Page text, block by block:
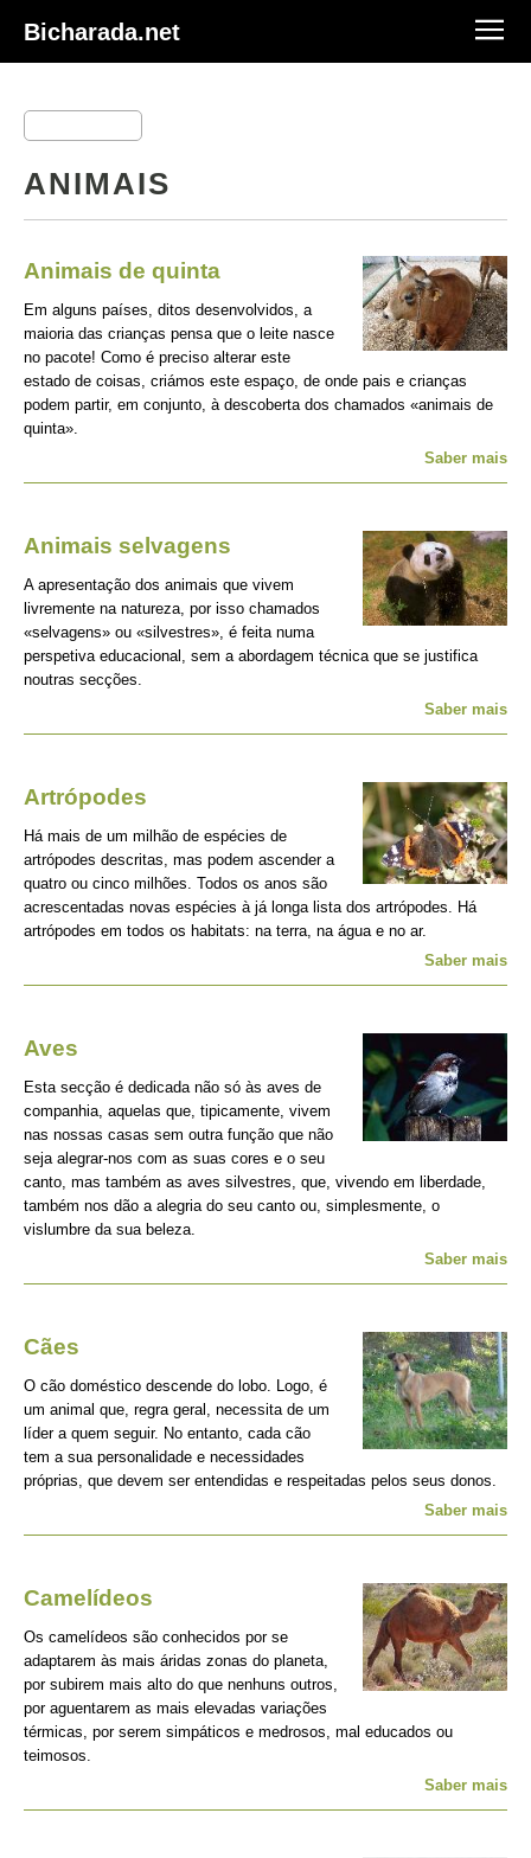
Bicharada.net
ANIMAIS
Animais de quinta
Em alguns países, ditos desenvolvidos, a
maioria das crianças pensa que o leite nasce
no pacote! Como é preciso alterar este
estado de coisas, criámos este espaço, de onde pais e crianças
podem partir, em conjunto, à descoberta dos chamados «animais de
quinta».
Saber mais
Animais selvagens
A apresentação dos animais que vivem
livremente na natureza, por isso chamados
«selvagens» ou «silvestres», é feita numa
perspetiva educacional, sem a abordagem técnica que se justifica
noutras secções.
Saber mais
Artrópodes
Há mais de um milhão de espécies de
artrópodes descritas, mas podem ascender a
quatro ou cinco milhões. Todos os anos são
acrescentadas novas espécies à já longa lista dos artrópodes. Há
artrópodes em todos os habitats: na terra, na água e no ar.
Saber mais
Aves
Esta secção é dedicada não só às aves de
companhia, aquelas que, tipicamente, vivem
nas nossas casas sem outra função que não
seja alegrar-nos com as suas cores e o seu
canto, mas também as aves silvestres, que, vivendo em liberdade,
também nos dão a alegria do seu canto ou, simplesmente, o
vislumbre da sua beleza.
Saber mais
Cães
O cão doméstico descende do lobo. Logo, é
um animal que, regra geral, necessita de um
líder a quem seguir. No entanto, cada cão
tem a sua personalidade e necessidades
próprias, que devem ser entendidas e respeitadas pelos seus donos.
Saber mais
Camelídeos
Os camelídeos são conhecidos por se
adaptarem às mais áridas zonas do planeta,
por subirem mais alto do que nenhuns outros,
por aguentarem as mais elevadas variações
térmicas, por serem simpáticos e medrosos, mal educados ou
teimosos.
Saber mais